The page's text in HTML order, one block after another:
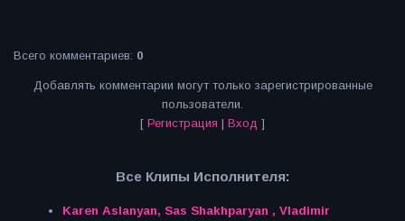
Всего комментариев: 0
Добавлять комментарии могут только зарегистрированные
пользователи.
[ Регистрация | Вход ]
Все Клипы Исполнителя:
Karen Aslanyan, Sas Shakhparyan , Vladimir